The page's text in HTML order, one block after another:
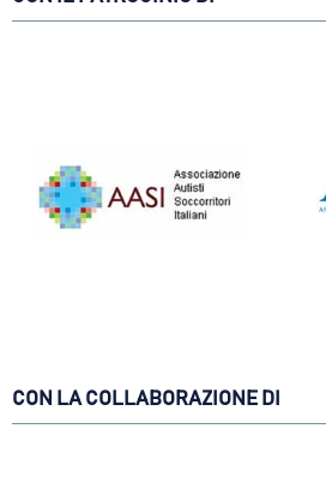
CON LA COLLABORAZIONE DI